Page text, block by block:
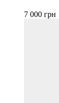
7 000 грн